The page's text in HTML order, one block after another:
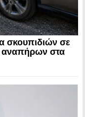
σκουπιδιών σε
αναπήρων στα